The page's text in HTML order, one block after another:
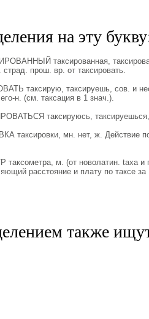
на эту
таксированная,
прош. вр. от таксировать.
таксирую, таксируешь, сов. и
н. (см. таксация в 1 знач.).
таксируюсь, таксируешься,
таксировки, мн. нет, ж. Действие по
м. (от новолатин. taxa и
расстояние и плату по таксе
также